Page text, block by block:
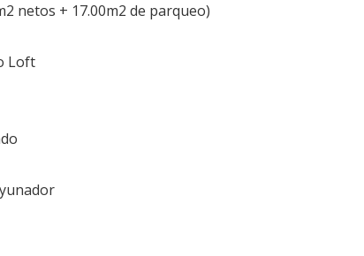
netos + 17.00m2 de parqueo)
Loft